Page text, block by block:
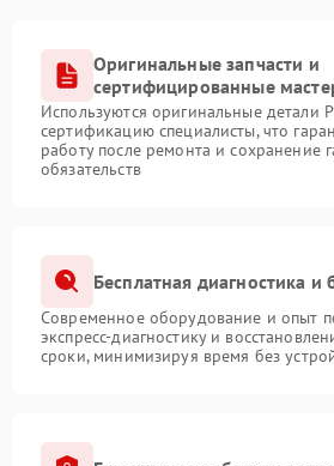
Оригинальные запчасти и
сертифицированные
Используются оригинальные детали
сертификацию специалисты, что
работу после ремонта и сохранение
обязательств
Бесплатная диагностика
Современное оборудование и опыт
экспресс-диагностику и
сроки, минимизируя время без